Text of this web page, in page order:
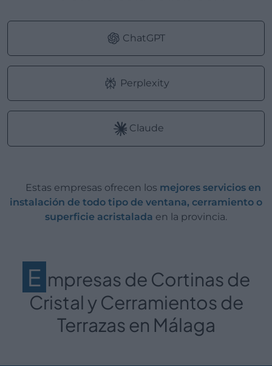
ChatGPT
Perplexity
Claude
Estas empresas ofrecen los mejores servicios en
instalación de todo tipo de ventana, cerramiento o
superficie acristalada en la provincia.
E mpresas de Cortinas de
Cristal y Cerramientos de
Terrazas en Málaga